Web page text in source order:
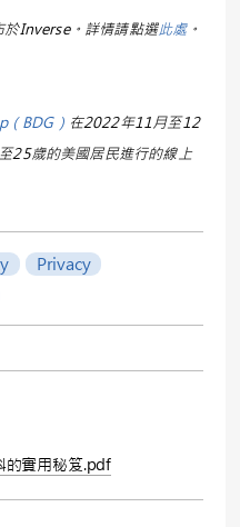
Inverse。詳情請點選此處。
BDG） 在2022年11月至12
25歲的美國居民進行的線上
Privacy
的實用秘笈.pdf